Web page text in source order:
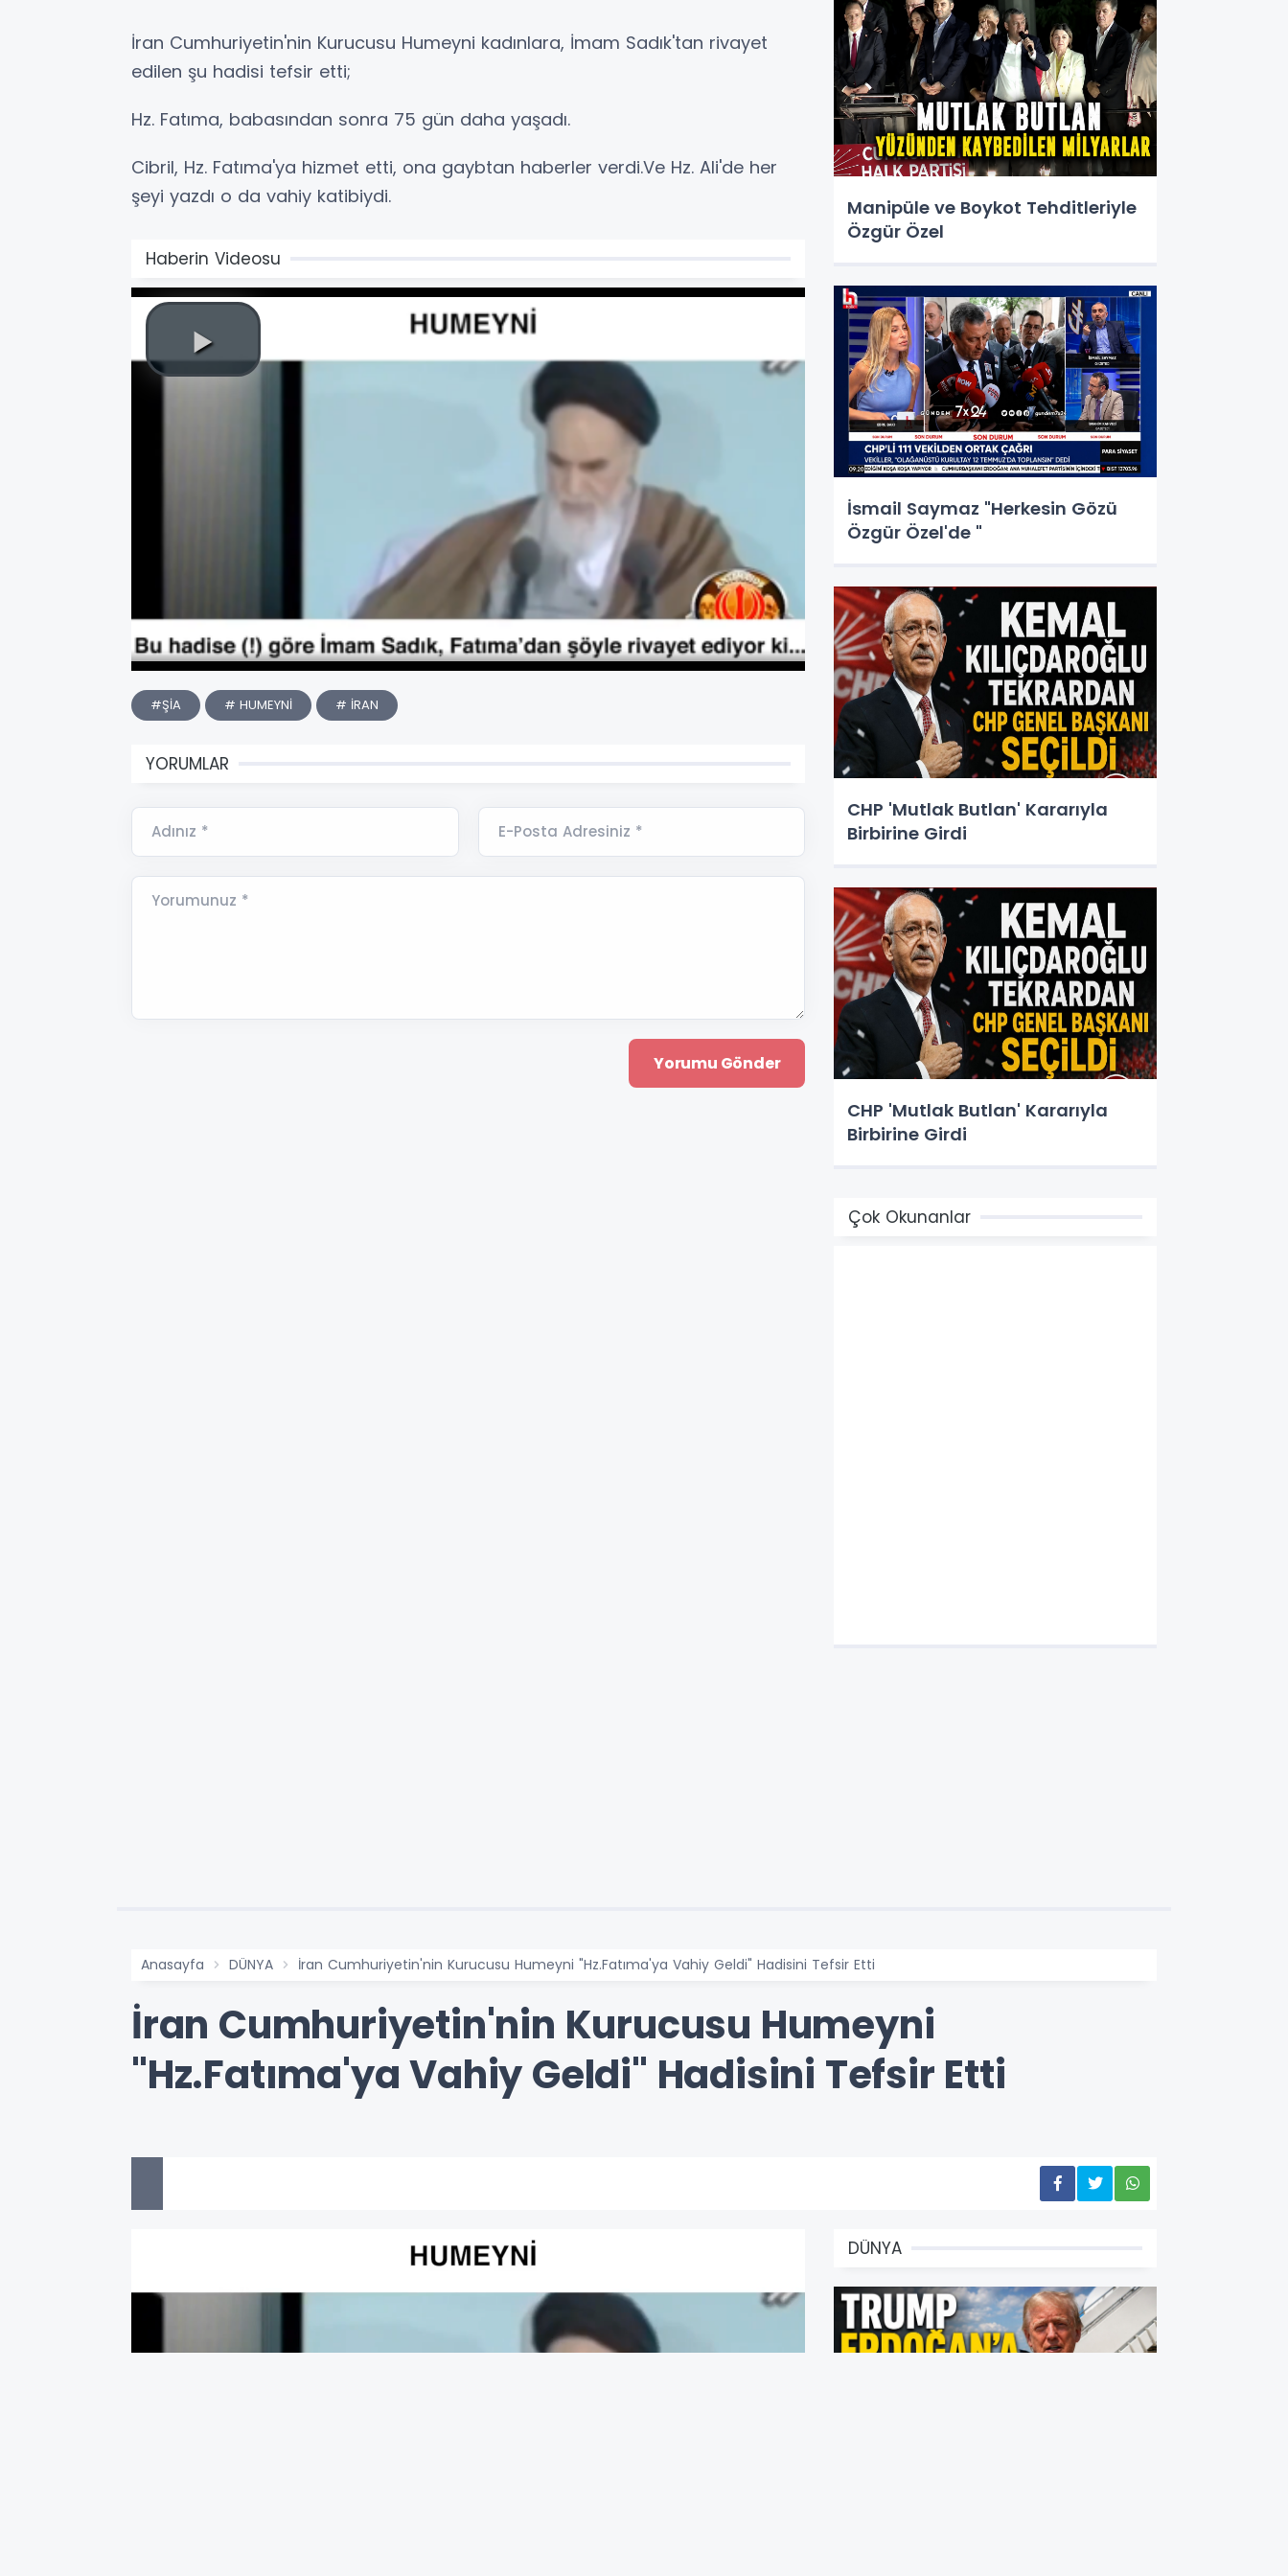
İran Cumhuriyetin'nin Kurucusu Humeyni kadınlara, İmam Sadık'tan rivayet
edilen şu hadisi tefsir etti;
Hz. Fatıma, babasından sonra 75 gün daha yaşadı.
Cibril, Hz. Fatıma'ya hizmet etti, ona gaybtan haberler verdi.Ve Hz. Ali'de her
şeyi yazdı o da vahiy katibiydi.
Haberin Videosu
#ŞİA # HUMEYNİ # İRAN
YORUMLAR
Adınız * E-Posta Adresiniz *
Yorumunuz *
Manipüle ve Boykot Tehditleriyle
Özgür Özel
İsmail Saymaz "Herkesin Gözü
Özgür Özel'de "
CHP 'Mutlak Butlan' Kararıyla
Birbirine Girdi
CHP 'Mutlak Butlan' Kararıyla
Birbirine Girdi
Çok Okunanlar
Anasayfa DÜNYA İran Cumhuriyetin'nin Kurucusu Humeyni "Hz.Fatıma'ya Vahiy Geldi" Hadisini Tefsir Etti
İran Cumhuriyetin'nin Kurucusu Humeyni
"Hz.Fatıma'ya Vahiy Geldi" Hadisini Tefsir Etti
DÜNYA